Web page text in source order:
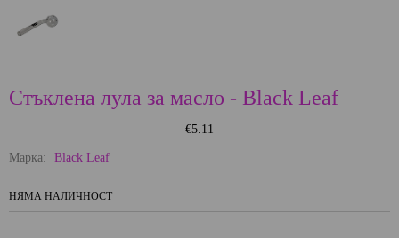
Стъклена лула за масло - Black Leaf
€5.11
Марка: Black Leaf
НЯМА НАЛИЧНОСТ